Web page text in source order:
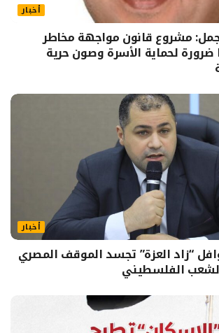
أخبار
مشروع قانون مواجهة مخاطر
لحماية الأسرة وصون حرية
أخبار
“زاد العزة” تجسد الموقف المصري
الفلسطيني